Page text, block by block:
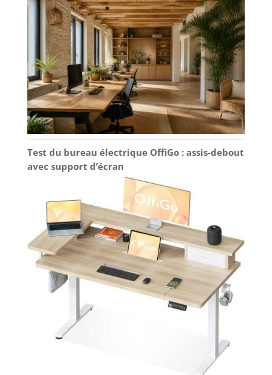
Test du bureau électrique OffiGo : assis-debout
avec support d’écran